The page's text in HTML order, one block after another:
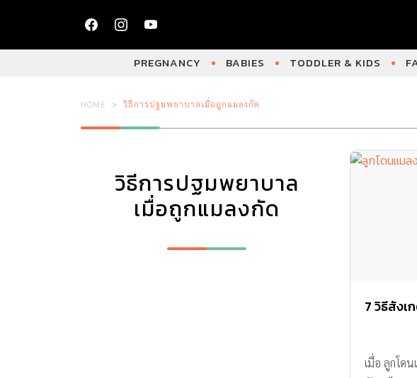
PREGNANCY BABIES TODDLER & KIDS
HOME วิธีการปฐมพยาบาลเมื่อถูกแมลงกัด
วิธีการปฐมพยาบาล
เมื่อถูกแมลงกัด
7 วิธีสังเ
เมื่อ ลูกโด